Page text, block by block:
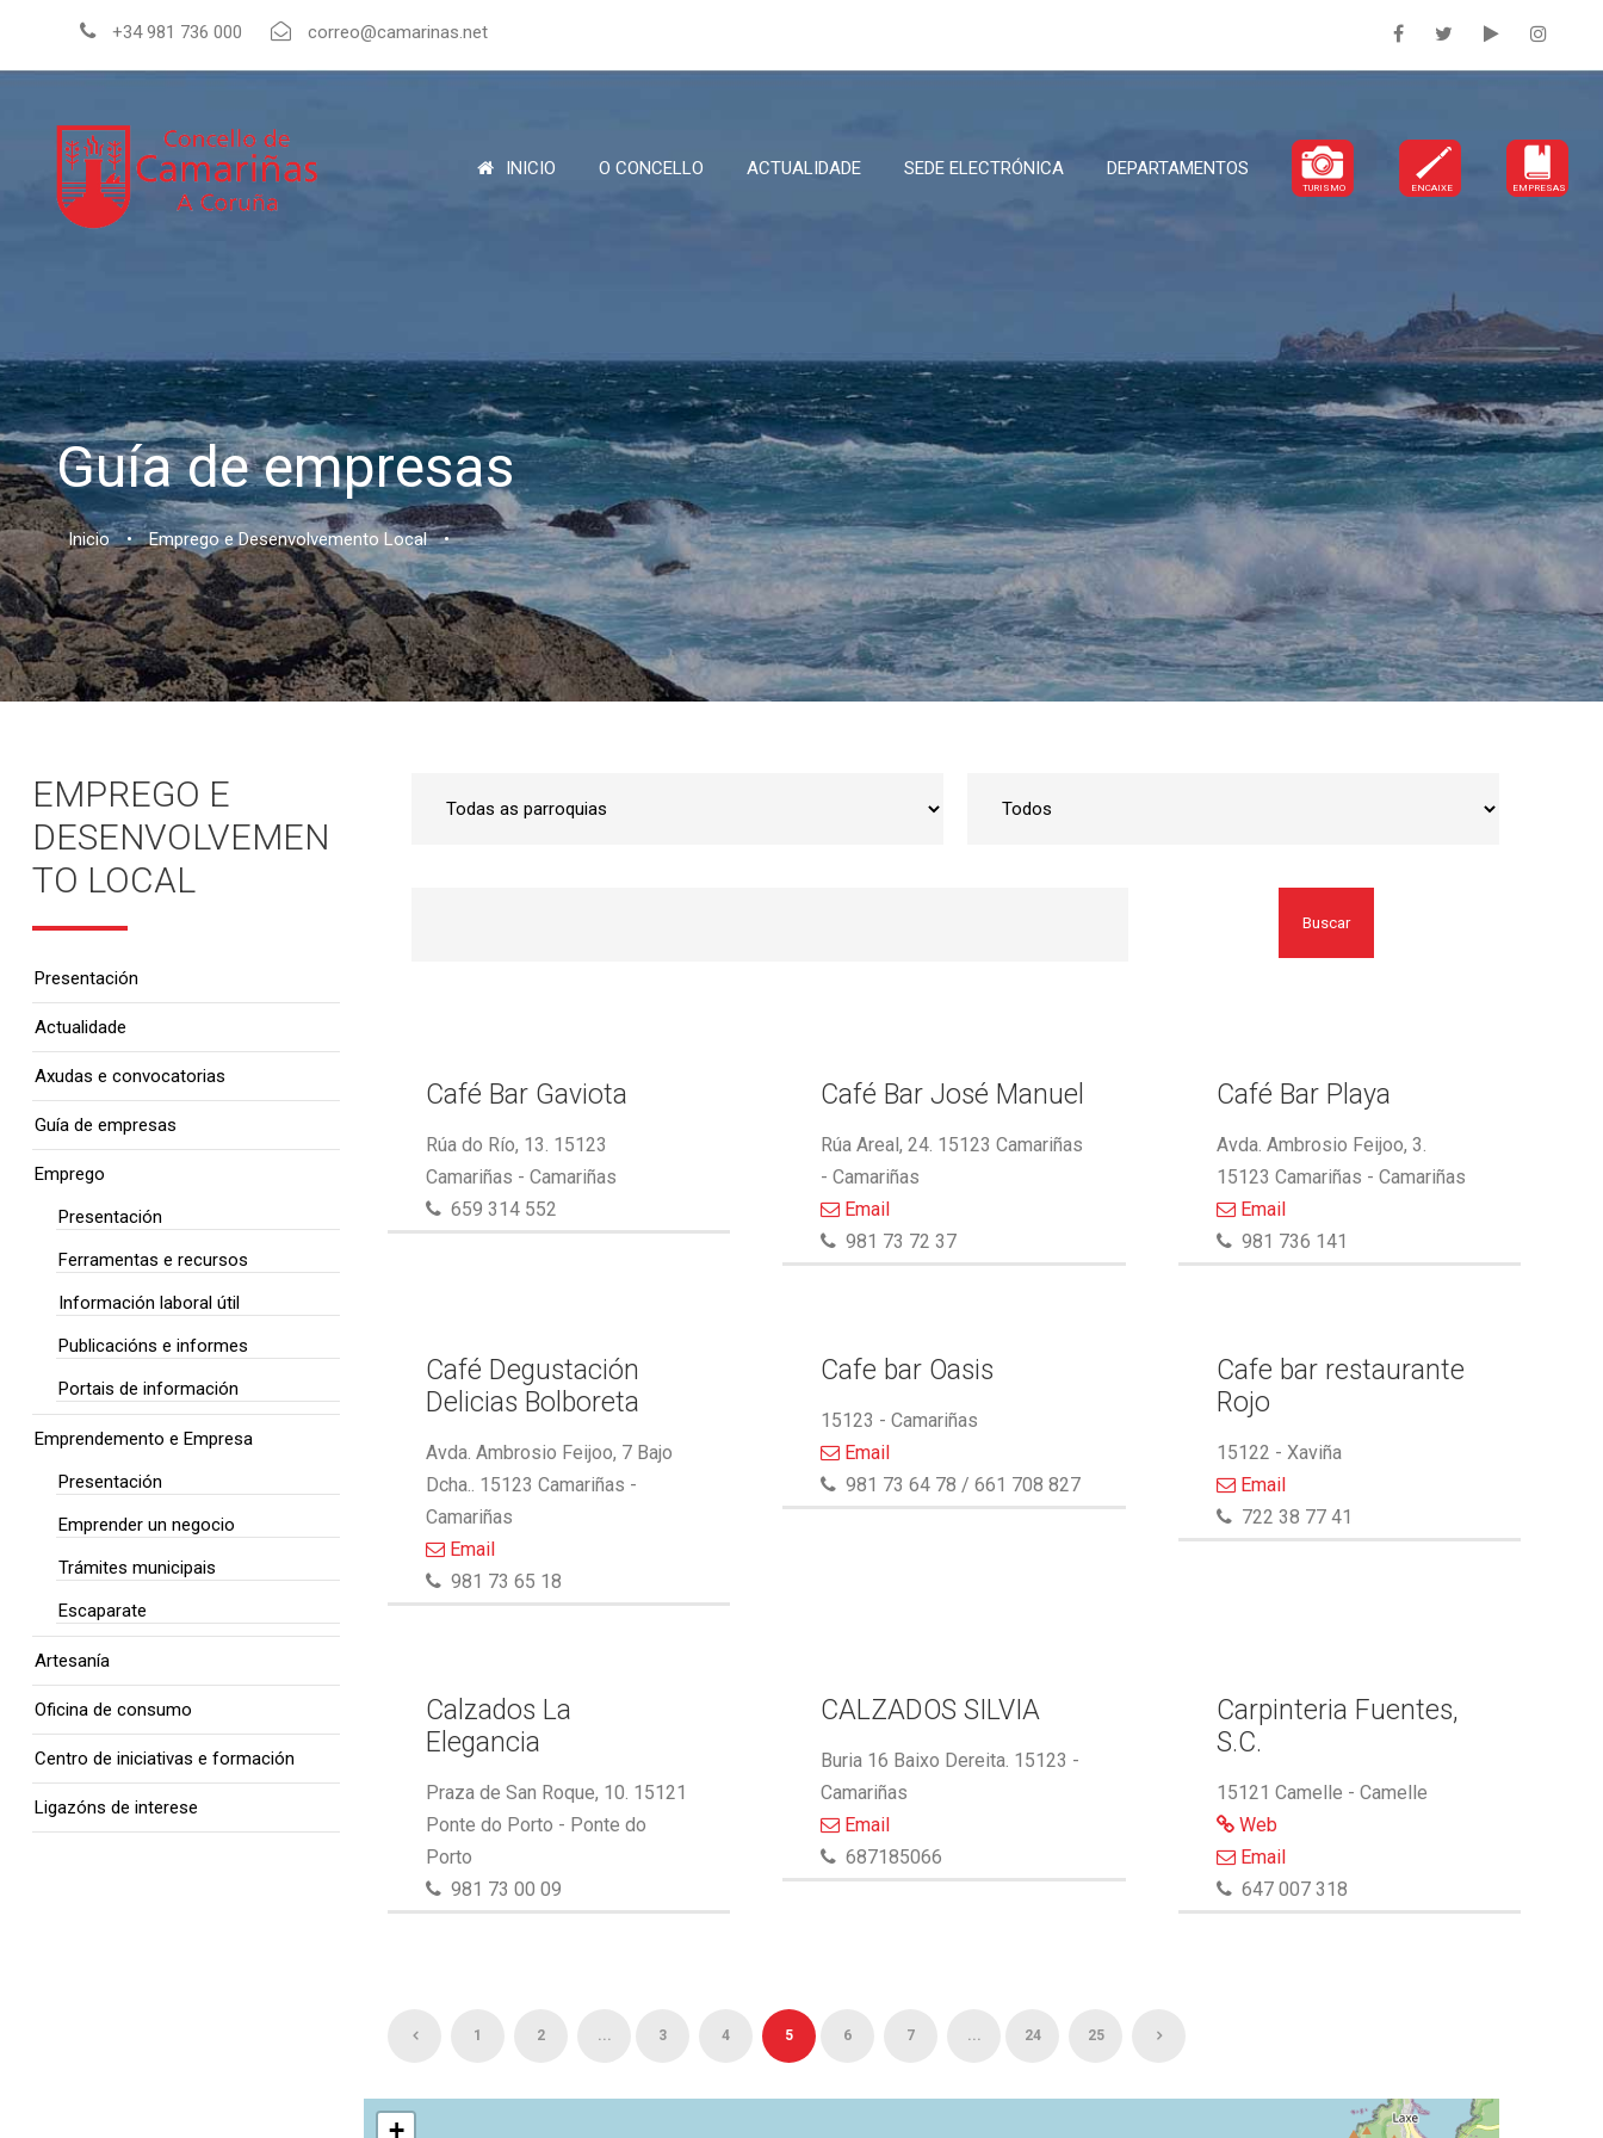
+34 981 736 000 correo@camarinas.net
INICIO O CONCELLO ACTUALIDADE SEDE ELECTRÓNICA DEPARTAMENTOS
TURISMO ENCAIXE EMPRESAS
Guía de empresas
Inicio • Emprego e Desenvolvemento Local •
Buscar
Café Bar Gaviota
Rúa do Río, 13. 15123
Camariñas - Camariñas
659 314 552
Café Bar José Manuel
Rúa Areal, 24. 15123 Camariñas
- Camariñas
Email
981 73 72 37
Café Bar Playa
Avda. Ambrosio Feijoo, 3.
15123 Camariñas - Camariñas
Email
981 736 141
Café Degustación
Delicias Bolboreta
Avda. Ambrosio Feijoo, 7 Bajo
Dcha.. 15123 Camariñas -
Camariñas
Email
981 73 65 18
Cafe bar Oasis
15123 - Camariñas
Email
981 73 64 78 / 661 708 827
Cafe bar restaurante
Rojo
15122 - Xaviña
Email
722 38 77 41
Calzados La
Elegancia
Praza de San Roque, 10. 15121
Ponte do Porto - Ponte do
Porto
981 73 00 09
CALZADOS SILVIA
Buria 16 Baixo Dereita. 15123 -
Camariñas
Email
687185066
Carpinteria Fuentes,
S.C.
15121 Camelle - Camelle
Web
Email
647 007 318
1 2 ... 3 4 5 6 7 ... 24 25
+
EMPREGO E
DESENVOLVEMEN
TO LOCAL
Presentación
Actualidade
Axudas e convocatorias
Guía de empresas
Emprego
Presentación
Ferramentas e recursos
Información laboral útil
Publicacións e informes
Portais de información
Emprendemento e Empresa
Presentación
Emprender un negocio
Trámites municipais
Escaparate
Artesanía
Oficina de consumo
Centro de iniciativas e formación
Ligazóns de interese